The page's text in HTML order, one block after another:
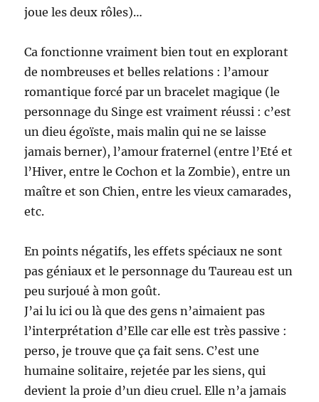
joue les deux rôles)…
Ca fonctionne vraiment bien tout en explorant
de nombreuses et belles relations : l’amour
romantique forcé par un bracelet magique (le
personnage du Singe est vraiment réussi : c’est
un dieu égoïste, mais malin qui ne se laisse
jamais berner), l’amour fraternel (entre l’Eté et
l’Hiver, entre le Cochon et la Zombie), entre un
maître et son Chien, entre les vieux camarades,
etc.
En points négatifs, les effets spéciaux ne sont
pas géniaux et le personnage du Taureau est un
peu surjoué à mon goût.
J’ai lu ici ou là que des gens n’aimaient pas
l’interprétation d’Elle car elle est très passive :
perso, je trouve que ça fait sens. C’est une
humaine solitaire, rejetée par les siens, qui
devient la proie d’un dieu cruel. Elle n’a jamais